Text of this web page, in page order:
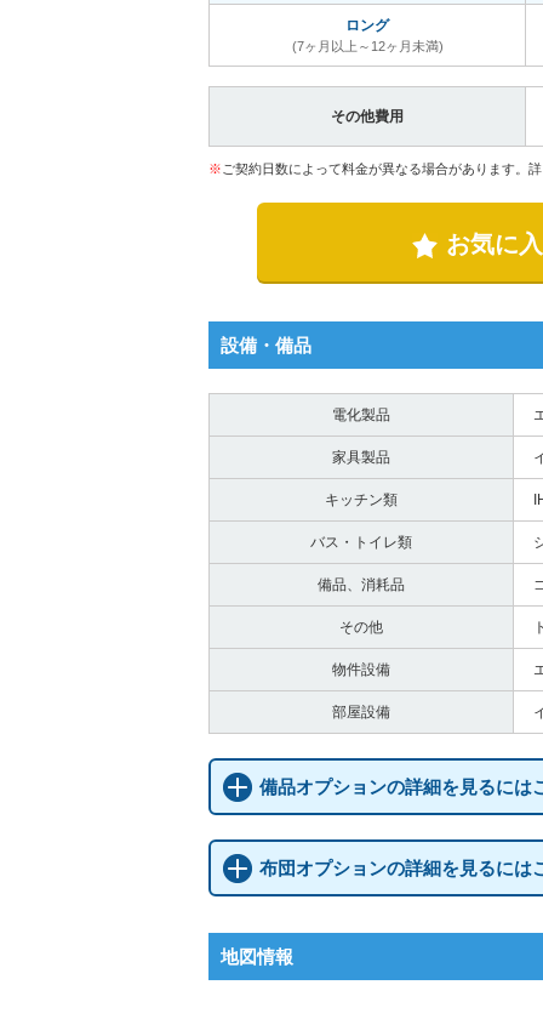
ロング
(7ヶ月以上～12ヶ月未満)
その他費用
※ ご契約日数によって料金が異なる場合があります。
お気に
設備・備品
電化製品
家具製品
キッチン類
バス・トイレ類
備品、消耗品
その他
物件設備
部屋設備
備品オプションの詳細を見るには
布団オプションの詳細を見るには
地図情報